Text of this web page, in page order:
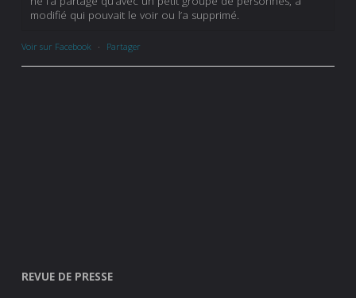
modifié qui pouvait le voir ou l’a supprimé.
Voir sur Facebook · Partager
REVUE DE PRESSE